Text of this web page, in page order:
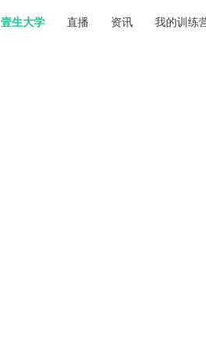
壹生大学 直播 资讯 我的训练